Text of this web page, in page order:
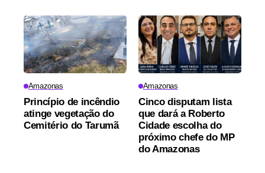
Amazonas
Princípio de incêndio
atinge vegetação do
Cemitério do Tarumã
Amazonas
Cinco disputam lista
que dará a Roberto
Cidade escolha do
próximo chefe do MP
do Amazonas